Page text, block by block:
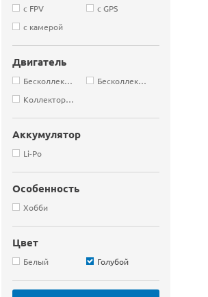
с FPV
с GPS
с камерой
Двигатель
Бесколлекторные
Бесколлекторный
Коллекторные
Аккумулятор
Li-Po
Особенность
Хобби
Цвет
Белый Голубой